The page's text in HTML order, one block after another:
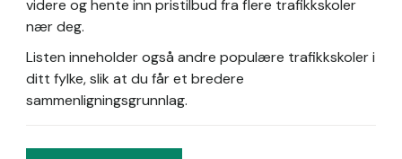
videre og hente inn pristilbud fra flere trafikkskoler
nær deg.
Listen inneholder også andre populære trafikkskoler i
ditt fylke, slik at du får et bredere
sammenligningsgrunnlag.